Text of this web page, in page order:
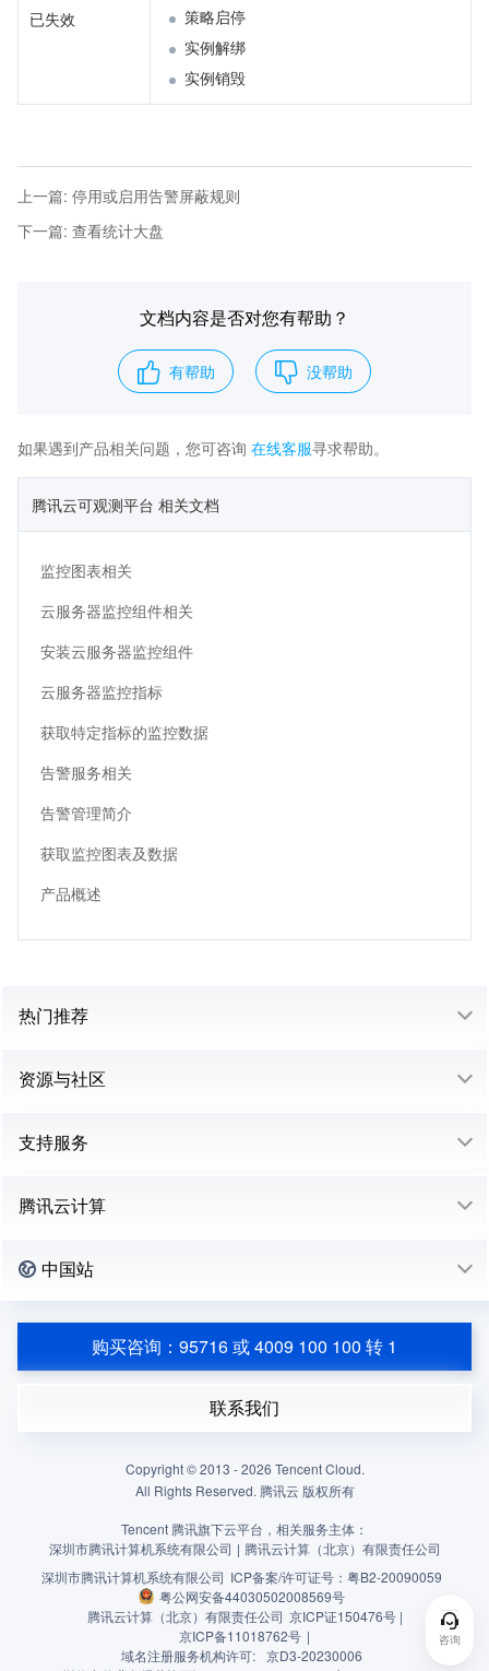
已失效
策略启停
实例解绑
实例销毁
上一篇: 停用或启用告警屏蔽规则
下一篇: 查看统计大盘
文档内容是否对您有帮助？
有帮助 没帮助
如果遇到产品相关问题，您可咨询 在线客服寻求帮助。
腾讯云可观测平台 相关文档
监控图表相关
云服务器监控组件相关
安装云服务器监控组件
云服务器监控指标
获取特定指标的监控数据
告警服务相关
告警管理简介
获取监控图表及数据
产品概述
咨询
热门推荐
资源与社区
支持服务
腾讯云计算
中国站
购买咨询：95716 或 4009 100 100 转 1
联系我们
Copyright © 2013 -2026 Tencent Cloud.
All Rights Reserved. 腾讯云 版权所有
Tencent 腾讯旗下云平台，相关服务主体：
深圳市腾讯计算机系统有限公司 | 腾讯云计算（北京）有限责任公司
深圳市腾讯计算机系统有限公司 ICP备案/许可证号： 粤B2-20090059
粤公网安备44030502008569号
腾讯云计算（北京）有限责任公司 京ICP证150476号 |
京ICP备11018762号 |
域名注册服务机构许可: 京D3-20230006